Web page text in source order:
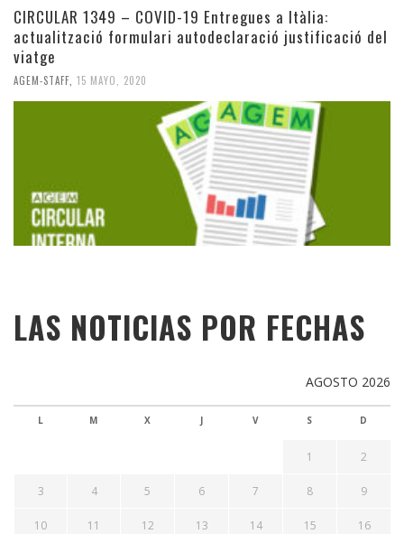
CIRCULAR 1349 – COVID-19 Entregues a Itàlia:
actualització formulari autodeclaració justificació del
viatge
AGEM-STAFF 15 MAYO, 2020
LAS NOTICIAS POR FECHAS
AGOSTO 2026
L M X J V S D
1 2
3 4 5 6 7 8 9
10 11 12 13 14 15 16